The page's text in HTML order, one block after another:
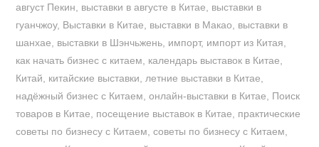
август Пекин
выставки в августе в Китае
выставки в
гуанчжоу, Выставки в Китае выставки в Макао
выставки в
шанхае
выставки в Шэнчьжень импорт, импорт из Китая
как начать бизнес с китаем
календарь выставок в Китае
Китай
китайские выставки летние выставки в Китае
надёжный бизнес с Китаем ,онлайн-выставки в Китае
Поиск
товаров в Китае
посещение выставок в Китае
практические
советы по бизнесу с Китаем ,советы по бизнесу с Китаем